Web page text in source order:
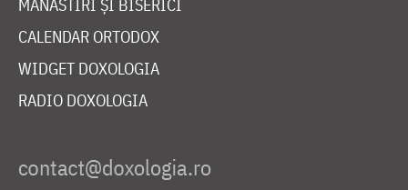
MĂNĂSTIRI ȘI BISERICI
CALENDAR ORTODOX
WIDGET DOXOLOGIA
RADIO DOXOLOGIA